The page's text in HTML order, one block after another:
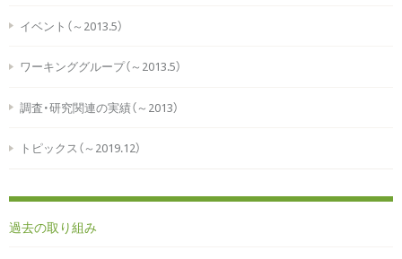
イベント（～2013.5）
ワーキンググループ（～2013.5）
調査・研究関連の実績（～2013）
トピックス（～2019.12）
過去の取り組み